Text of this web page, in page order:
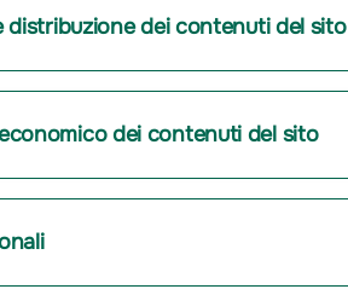
distribuzione dei contenuti del sito
dei contenuti del sito